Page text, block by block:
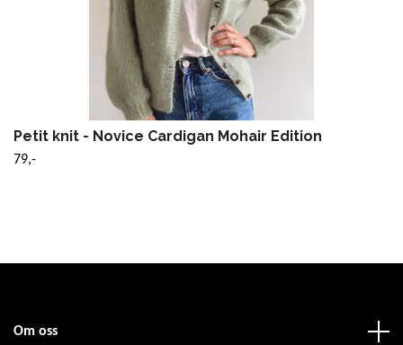
Petit knit - Novice Cardigan Mohair Edition
79,-
Om oss